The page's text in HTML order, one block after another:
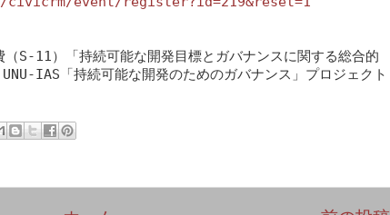
S-11）「持続可能な開発目標とガバナンスに関する総合的
IAS「持続可能な開発のためのガバナンス」プロジェクト